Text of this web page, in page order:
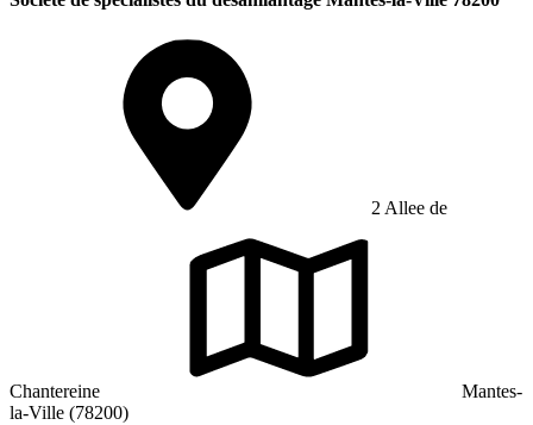
2 Allee de
Chantereine
Mantes-
la-Ville (78200)